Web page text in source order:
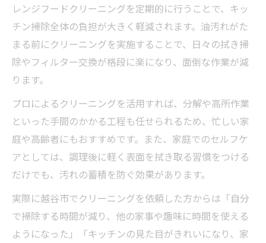
レンジフードクリーニングを定期的に行うことで、キッ
チン掃除全体の負担が大きく軽減されます。油汚れがた
まる前にクリーニングを実施することで、日々の拭き掃
除やフィルター交換が格段に楽になり、面倒な作業が減
ります。
プロによるクリーニングを活用すれば、分解や高所作業
といった手間のかかる工程も任せられるため、忙しい家
庭や高齢者にもおすすめです。また、家庭でのセルフケ
アとしては、調理後に軽く表面を拭き取る習慣をつける
だけでも、汚れの蓄積を防ぐ効果があります。
実際に越谷市でクリーニングを依頼した方からは「自分
で掃除する時間が減り、他の家事や趣味に時間を使える
ようになった」「キッチンの見た目がきれいになり、家